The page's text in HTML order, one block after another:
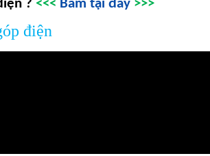
? <<< Bấm tại đây >>>
điện